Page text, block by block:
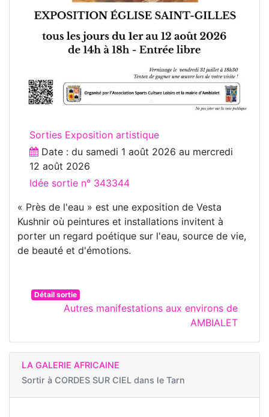
Sorties Exposition artistique
Date : du samedi 1 août 2026 au mercredi
12 août 2026
Idée sortie n° 343344
« Près de l'eau » est une exposition de Vesta
Kushnir où peintures et installations invitent à
porter un regard poétique sur l'eau, source de vie,
de beauté et d'émotions.
Détail sortie
Autres manifestations aux environs de
AMBIALET
LA GALERIE AFRICAINE
Sortir à CORDES SUR CIEL dans le Tarn